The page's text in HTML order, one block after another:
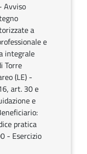
Avviso
a
e
integrale
Torre
(LE) -
art. 30 e
e
pratica
- Esercizio